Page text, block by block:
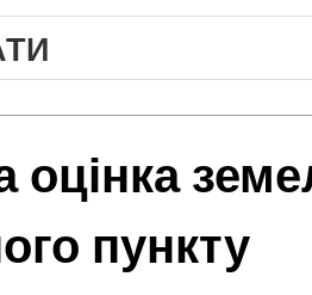
оцінка
пункту